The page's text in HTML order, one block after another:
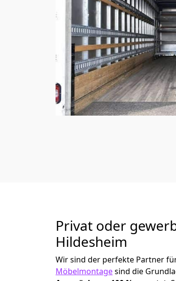
Privat oder
Hildesheim
Wir sind der perfekte Partner
Möbelmontagesind die